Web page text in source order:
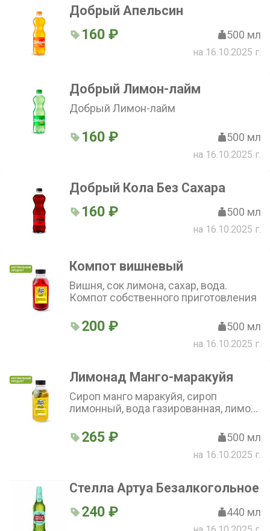
Добрый Апельсин
160 ₽ 500 мл
на 16.10.2025 г.
Добрый Лимон-лайм
Добрый Лимон-лайм
160 ₽ 500 мл
на 16.10.2025 г.
Добрый Кола Без Сахара
160 ₽ 500 мл
на 16.10.2025 г.
Компот вишневый
Вишня, сок лимона, сахар, вода.
Компот собственного приготовления
200 ₽ 500 мл
на 16.10.2025 г.
Лимонад Манго-маракуйя
Сироп манго маракуйя, сироп
лимонный, вода газированная, лимон,
265 ₽ 500 мл
на 16.10.2025 г.
Стелла Артуа Безалкогольное
240 ₽ 440 мл